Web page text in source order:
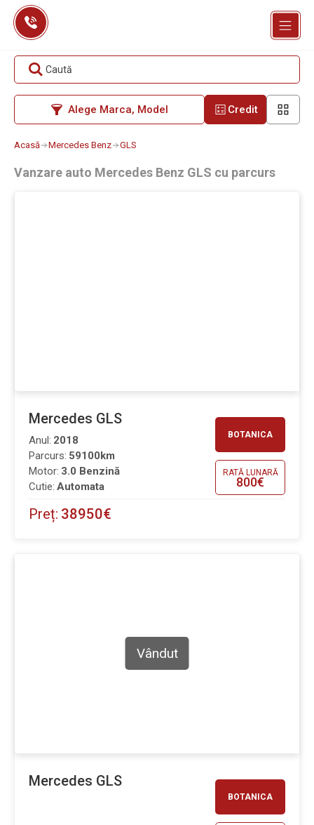
Skip
content
Caută
Alege Marca, Model Credit
Acasă Mercedes Benz GLS
Vanzare auto Mercedes Benz GLS cu parcurs
BOTANICA
RATĂ LUNARĂ
800€
Mercedes GLS
Parcurs: 59100km
Anul: 2018
Motor: 3.0 Benzină
Cutie: Automata
Preț: 38950€
BOTANICA
Vândut
Mercedes GLS